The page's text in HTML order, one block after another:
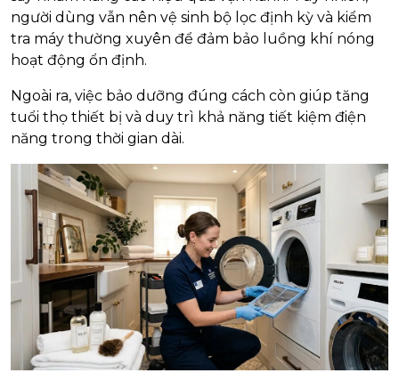
người dùng vẫn nên vệ sinh bộ lọc định kỳ và kiểm
tra máy thường xuyên để đảm bảo luồng khí nóng
hoạt động ổn định.
Ngoài ra, việc bảo dưỡng đúng cách còn giúp tăng
tuổi thọ thiết bị và duy trì khả năng tiết kiệm điện
năng trong thời gian dài.